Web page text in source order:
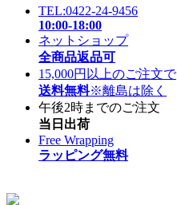
TEL:0422-24-9456
10:00-18:00
ネットショップ
全商品返品可
15,000円以上のご注文で
送料無料※離島は除く
午後2時までのご注文
当日出荷
Free Wrapping
ラッピング無料